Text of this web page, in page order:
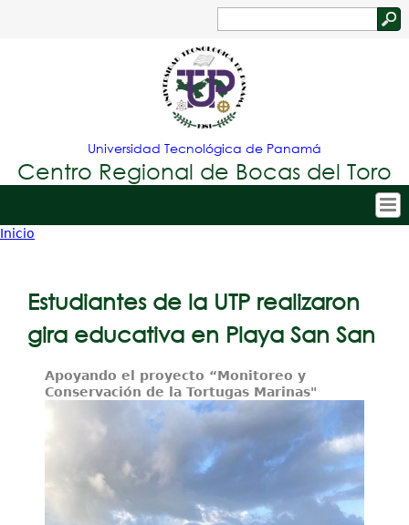
Jump to navigation
de
búsqueda
Universidad Tecnológica de Panamá
Centro Regional de Bocas del Toro
Tropical
Principal
Admisión
Oferta Académica
Estudiantes
Proyectos / Extensión
Servicios
Investigación
está
Inicio
Estudiantes de la UTP realizaron
gira educativa en Playa San San
Apoyando el proyecto “Monitoreo y
Conservación de la Tortugas Marinas"